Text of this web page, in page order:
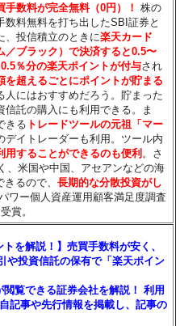
数料が完全無料（0円）！ 株の
料無料を打ち出したSBI証券と
、投信積立のときに楽天カード
／ブラック）で決済すると0.5〜
％分の楽天ポイントが付与され
を超えるごとにポイントが貯まる
にはおすすめだろう。貯まった
託の購入にも利用できる。ま
きる トレードツールの元祖「マー
デイトレーダーも利用。ツール内
用することができるのも便利 。さ
、米国や中国、アセアンなどの海
きるので、長期的な分散投資がし
ワー個人資産運用顧客満足度調査
賞。
を解説！】売買手数料が安く、
や投資信託の保有で「楽天ポイン
覧できる証券会社を解説！ 利用
記事や先行情報を掲載し、記事の